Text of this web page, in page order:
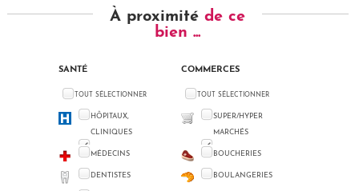
À proximitéde ce
bien ...
SANTÉ
TOUT SÉLECTIONNER
HÔPITAUX,
CLINIQUES
MÉDECINS
DENTISTES
COMMERCES
TOUT SÉLECTIONNER
SUPER/HYPER
MARCHÉS
BOUCHERIES
BOULANGERIES